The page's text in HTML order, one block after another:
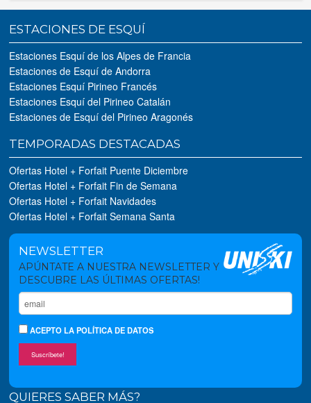
ESTACIONES DE ESQUÍ
Estaciones Esquí de los Alpes de Francia
Estaciones de Esquí de Andorra
Estaciones Esquí Pirineo Francés
Estaciones Esquí del Pirineo Catalán
Estaciones de Esquí del Pirineo Aragonés
TEMPORADAS DESTACADAS
Ofertas Hotel + Forfait Puente Diciembre
Ofertas Hotel + Forfait Fin de Semana
Ofertas Hotel + Forfait Navidades
Ofertas Hotel + Forfait Semana Santa
NEWSLETTER
APÚNTATE A NUESTRA NEWSLETTER Y
DESCUBRE LAS ÚLTIMAS OFERTAS!
ACEPTOLA POLÍTICA DE DATOS
Suscríbete!
QUIERES SABER MÁS?